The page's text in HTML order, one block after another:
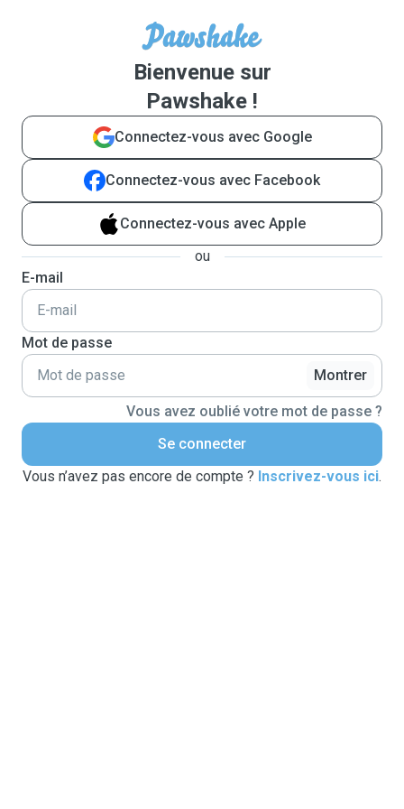
Bienvenue sur
Pawshake !
Connectez-vous avec Google
Connectez-vous avec Facebook
Connectez-vous avec Apple
ou
E-mail
Mot de passe
Montrer
Vous avez oublié votre mot de passe ?
Se connecter
Vous n’avez pas encore de compte ? Inscrivez-vous ici.